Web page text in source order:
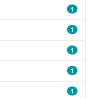
1
1
1
1
1